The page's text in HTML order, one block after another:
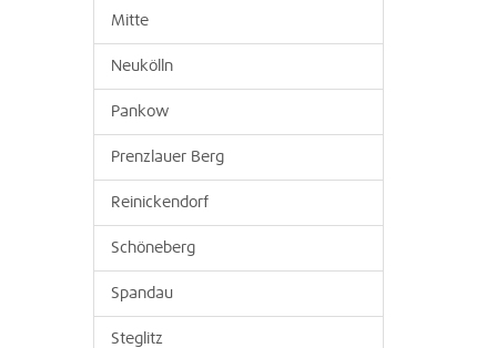
Mitte
Neukölln
Pankow
Prenzlauer Berg
Reinickendorf
Schöneberg
Spandau
Steglitz